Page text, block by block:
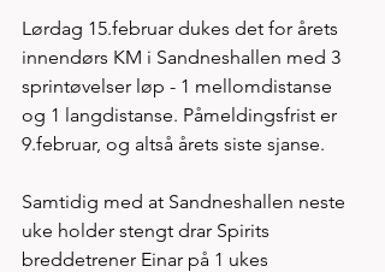
Lørdag 15.februar dukes det for årets
innendørs KM i Sandneshallen med 3
sprintøvelser løp - 1 mellomdistanse
og 1 langdistanse. Påmeldingsfrist er
9.februar, og altså årets siste sjanse.
Samtidig med at Sandneshallen neste
uke holder stengt drar Spirits
breddetrener Einar på 1 ukes